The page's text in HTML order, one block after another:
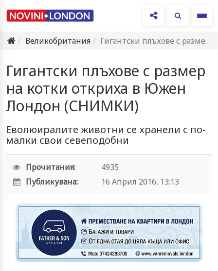
Великобритания
Гигантски плъхове с размер на котки откриха в Южен Лондон…
Гигантски плъхове с размер
на котки откриха в Южен
Лондон (СНИМКИ)
Еволюиралите животни се хранели с по-
малки свои севеподобни
Прочитания:
4935
Публикувана:
16 Април 2016, 13:13